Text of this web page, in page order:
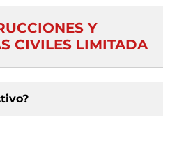
Y
CIVILES LIMITADA